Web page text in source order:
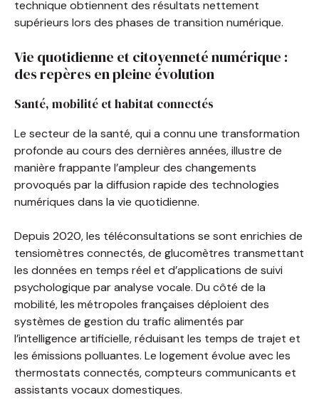
technique obtiennent des résultats nettement
supérieurs lors des phases de transition numérique.
Vie quotidienne et citoyenneté numérique :
des repères en pleine évolution
Santé, mobilité et habitat connectés
Le secteur de la santé, qui a connu une transformation
profonde au cours des dernières années, illustre de
manière frappante l’ampleur des changements
provoqués par la diffusion rapide des technologies
numériques dans la vie quotidienne.
Depuis 2020, les téléconsultations se sont enrichies de
tensiomètres connectés, de glucomètres transmettant
les données en temps réel et d’applications de suivi
psychologique par analyse vocale. Du côté de la
mobilité, les métropoles françaises déploient des
systèmes de gestion du trafic alimentés par
l’intelligence artificielle, réduisant les temps de trajet et
les émissions polluantes. Le logement évolue avec les
thermostats connectés, compteurs communicants et
assistants vocaux domestiques.